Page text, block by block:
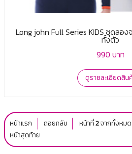
Long john Full Series KIDS ชุดลอ
ทั้งตัว
990 บาท
ดูรายละเอียดสิน
หน้าแรก ถอยกลับ หน้าที่2จากทั้งหมด
หน้าสุดท้าย